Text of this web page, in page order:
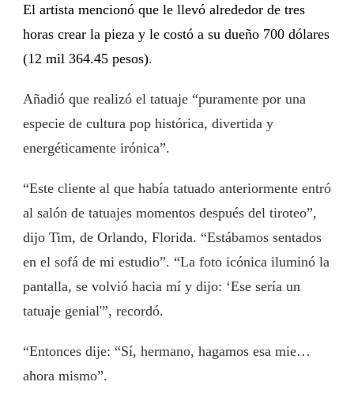
El artista mencionó que le llevó alrededor de tres
horas crear la pieza y le costó a su dueño 700 dólares
(12 mil 364.45 pesos).
Añadió que realizó el tatuaje “puramente por una
especie de cultura pop histórica, divertida y
energéticamente irónica”.
“Este cliente al que había tatuado anteriormente entró
al salón de tatuajes momentos después del tiroteo”,
dijo Tim, de Orlando, Florida. “Estábamos sentados
en el sofá de mi estudio”. “La foto icónica iluminó la
pantalla, se volvió hacia mí y dijo: ‘Ese sería un
tatuaje genial'”, recordó.
“Entonces dije: “Sí, hermano, hagamos esa mie…
ahora mismo”.